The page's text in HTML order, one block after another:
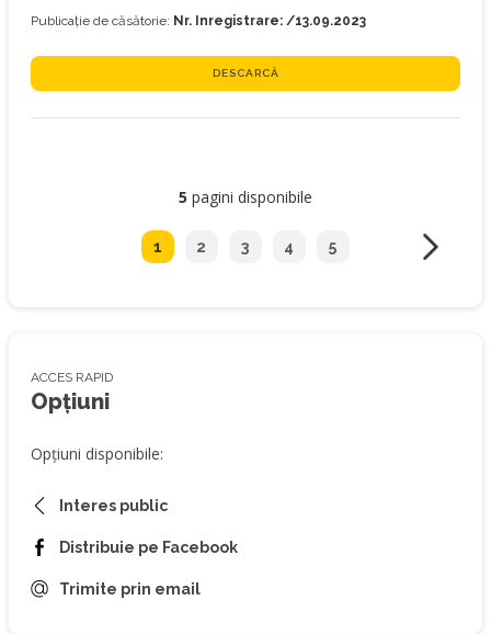
Publicație de căsătorie: Nr. Inregistrare: /13.09.2023
DESCARCĂ
5 pagini disponibile
1 2 3 4 5
ACCES RAPID
Opțiuni
Opțiuni disponibile:
Interes public
Distribuie pe Facebook
Trimite prin email